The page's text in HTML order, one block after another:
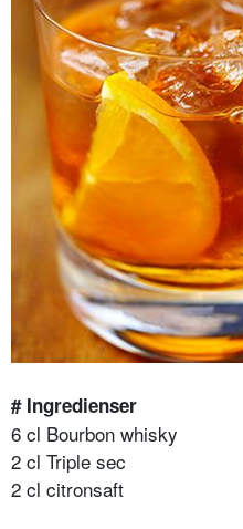
# Ingredienser
6 cl Bourbon whisky
2 cl Triple sec
2 cl citronsaft